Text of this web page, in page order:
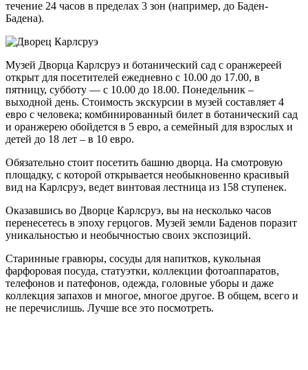
течение 24 часов в пределах 3 зон (например, до Баден-
Бадена).
Музей Дворца Карлсруэ и ботанический сад с оранжереей
открыт для посетителей ежедневно с 10.00 до 17.00, в
пятницу, субботу — с 10.00 до 18.00. Понедельник –
выходной день. Стоимость экскурсии в музей составляет 4
евро с человека; комбинированный билет в ботанический сад
и оранжерею обойдется в 5 евро, а семейный для взрослых и
детей до 18 лет – в 10 евро.
Обязательно стоит посетить башню дворца. На смотровую
площадку, с которой открывается необыкновенно красивый
вид на Карлсруэ, ведет винтовая лестница из 158 ступенек.
Оказавшись во Дворце Карлсруэ, вы на несколько часов
перенесетесь в эпоху герцогов. Музей земли Баденов поразит
уникальностью и необычностью своих экспозиций.
Старинные гравюры, сосуды для напитков, кукольная
фарфоровая посуда, статуэтки, коллекции фотоаппаратов,
телефонов и патефонов, одежда, головные уборы и даже
коллекция запахов и многое, многое другое. В общем, всего и
не перечислишь. Лучше все это посмотреть.